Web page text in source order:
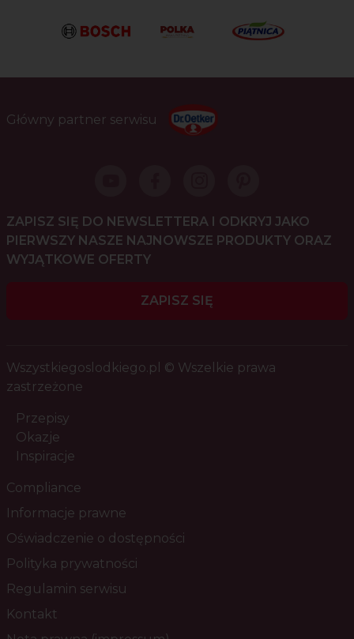
Główny partner serwisu
ZAPISZ SIĘ DO NEWSLETTERA I ODKRYJ JAKO
PIERWSZY NASZE NAJNOWSZE PRODUKTY ORAZ
WYJĄTKOWE OFERTY
ZAPISZ SIĘ
Wszystkiegoslodkiego.pl © Wszelkie prawa
zastrzeżone
Przepisy
Okazje
Inspiracje
Compliance
Informacje prawne
Oświadczenie o dostępności
Polityka prywatności
Regulamin serwisu
Kontakt